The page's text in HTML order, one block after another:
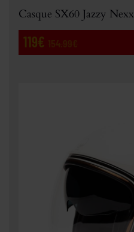
Casque SX60 Jazzy Nexx
119€